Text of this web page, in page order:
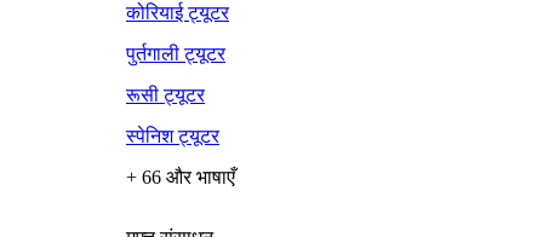
कोरियाई ट्यूटर
पुर्तगाली ट्यूटर
रूसी ट्यूटर
स्पेनिश ट्यूटर
+ 66 और भाषाएँ